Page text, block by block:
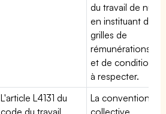
du travail de nuit
en instituant des
grilles de
rémunérations
et de conditions
à respecter.
L'article L4131 du
code du travail
La convention
collective